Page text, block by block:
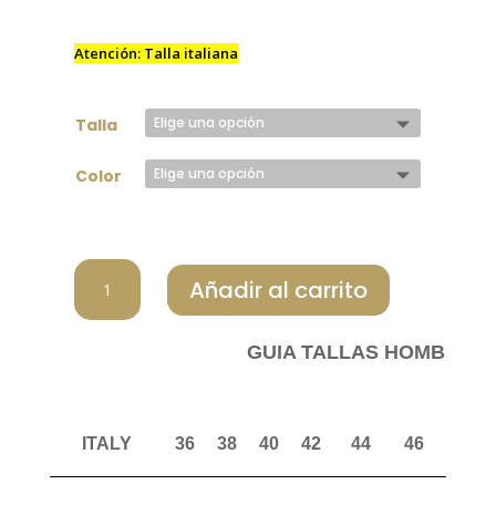
Atención: Talla italiana
Talla
Color
CHERVO
POLO
HOMBRE
Añadir al carrito
GUIA TALLAS HOMBRE
ITALY 36 38 40 42 44 46